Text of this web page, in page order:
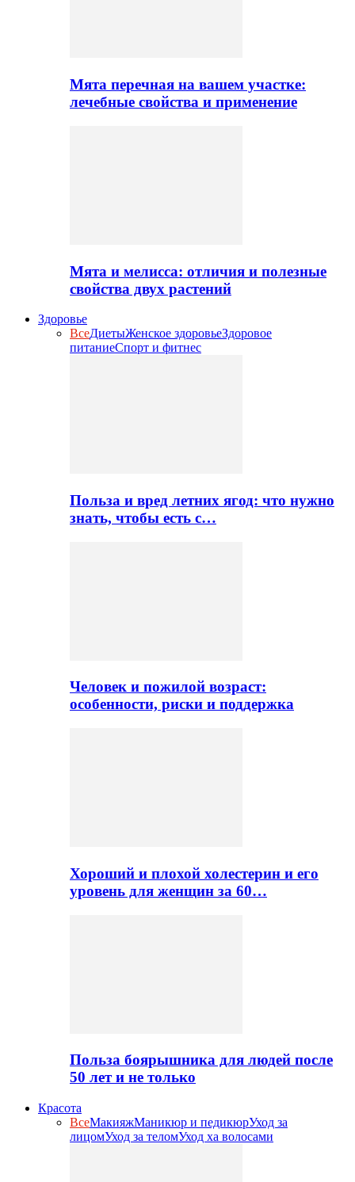
Мята перечная на вашем участке:
лечебные свойства и применение
Мята и мелисса: отличия и полезные
свойства двух растений
Здоровье
ВсеДиетыЖенское здоровьеЗдоровое
питаниеСпорт и фитнес
Польза и вред летних ягод: что нужно
знать, чтобы есть с…
Человек и пожилой возраст:
особенности, риски и поддержка
Хороший и плохой холестерин и его
уровень для женщин за 60…
Польза боярышника для людей после
50 лет и не только
Красота
ВсеМакияжМаникюр и педикюрУход за
лицомУход за теломУход ха волосами